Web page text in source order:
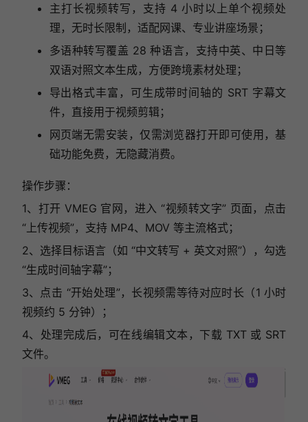
主打长视频转写，支持 4 小时以上单个视频处
理，无时长限制，适配网课、专业讲座场景；
多语种转写覆盖 28 种语言，支持中英、中日等
双语对照文本生成，方便跨境素材处理；
导出格式丰富，可生成带时间轴的 SRT 字幕文
件，直接用于视频剪辑；
网页端无需安装，仅需浏览器打开即可使用，基
础功能免费，无隐藏消费。
操作步骤：
1、打开 VMEG 官网，进入 “视频转文字” 页面，点击
“上传视频”，支持 MP4、MOV 等主流格式；
2、选择目标语言（如 “中文转写 + 英文对照”），勾选
“生成时间轴字幕”；
3、点击 “开始处理”，长视频需等待对应时长（1 小时
视频约 5 分钟）；
4、处理完成后，可在线编辑文本，下载 TXT 或 SRT
文件。